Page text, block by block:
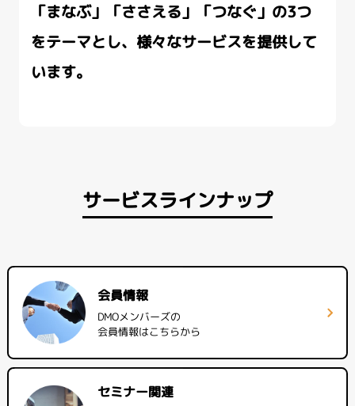
「まなぶ」「ささえる」「つなぐ」の3つ
をテーマとし、 様々なサービスを提供して
います。
サービスラインナップ
会員情報
DMOメンバーズの
会員情報はこちらから
セミナー関連